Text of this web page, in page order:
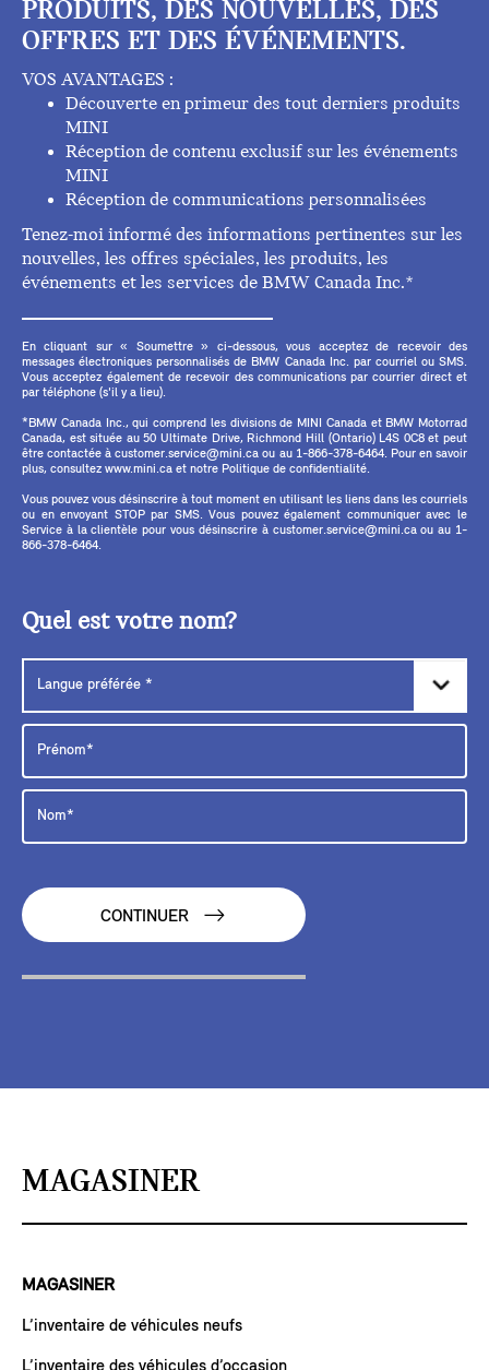
PRODUITS, DES NOUVELLES, DES
OFFRES ET DES ÉVÉNEMENTS.
VOS AVANTAGES :
Découverte en primeur des tout derniers produits
MINI
Réception de contenu exclusif sur les événements
MINI
Réception de communications personnalisées
Tenez-moi informé des informations pertinentes sur les
nouvelles, les offres spéciales, les produits, les
événements et les services de BMW Canada Inc.*
En cliquant sur « Soumettre » ci-dessous, vous acceptez de recevoir des
messages électroniques personnalisés de BMW Canada Inc. par courriel ou SMS.
Vous acceptez également de recevoir des communications par courrier direct et
par téléphone (s'il y a lieu).
*BMW Canada Inc., qui comprend les divisions de MINI Canada et BMW Motorrad
Canada, est située au 50 Ultimate Drive, Richmond Hill (Ontario) L4S 0C8 et peut
être contactée à customer.service@mini.ca ou au 1-866-378-6464. Pour en savoir
plus, consultez www.mini.ca et notre Politique de confidentialité.
Vous pouvez vous désinscrire à tout moment en utilisant les liens dans les courriels
ou en envoyant STOP par SMS. Vous pouvez également communiquer avec le
Service à la clientèle pour vous désinscrire à customer.service@mini.ca ou au 1-
866-378-6464.
Quel est votre nom?
CONTINUER
MAGASINER
MAGASINER
L’inventaire de véhicules neufs
L’inventaire des véhicules d’occasion